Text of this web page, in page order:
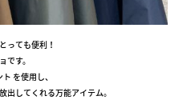
っても便利！
です。
を使用し、
出してくれる万能アイテム。